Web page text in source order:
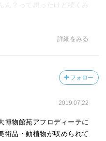
ん？って思ったけど続くみ
詳細をみる
フォロー
2019.07.22
博物館苑アフロディーテに
術品・動植物が収められて